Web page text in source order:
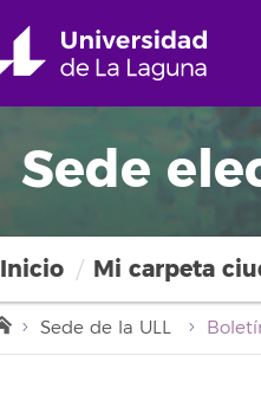
Sede
Inicio Mi carpeta
Sede de la ULL